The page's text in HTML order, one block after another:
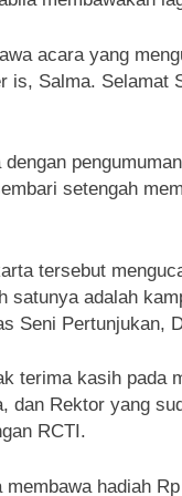
acara yang
is, Salma.
setengah
tersebut
satunya adalah
Seni Pertunjukan,
terima kasih pada
dan Rektor yang
RCTI.
hadiah